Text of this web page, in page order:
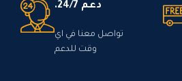
دعم 24/7.
تواصل معنا في اي
وقت للدعم